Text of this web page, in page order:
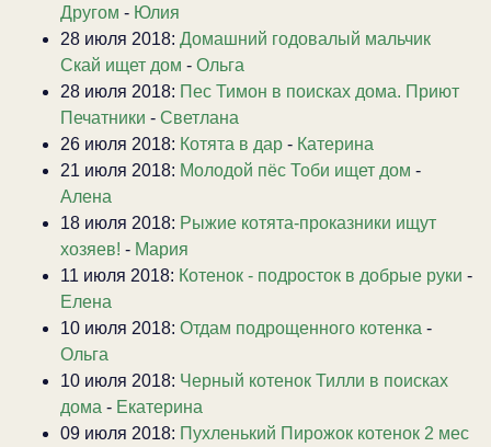
Другом - Юлия
28 июля 2018: Домашний годовалый мальчик
Скай ищет дом - Ольга
28 июля 2018: Пес Тимон в поисках дома. Приют
Печатники - Светлана
26 июля 2018: Котята в дар - Катерина
21 июля 2018: Молодой пёс Тоби ищет дом -
Алена
18 июля 2018: Рыжие котята-проказники ищут
хозяев! - Мария
11 июля 2018: Котенок - подросток в добрые руки -
Елена
10 июля 2018: Отдам подрощенного котенка -
Ольга
10 июля 2018: Черный котенок Тилли в поисках
дома - Екатерина
09 июля 2018: Пухленький Пирожок котенок 2 мес